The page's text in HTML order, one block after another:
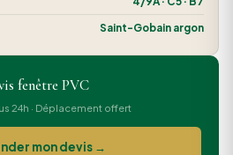
Saint-Gobain argon
fenêtre PVC
24h · Déplacement offert
mon devis →